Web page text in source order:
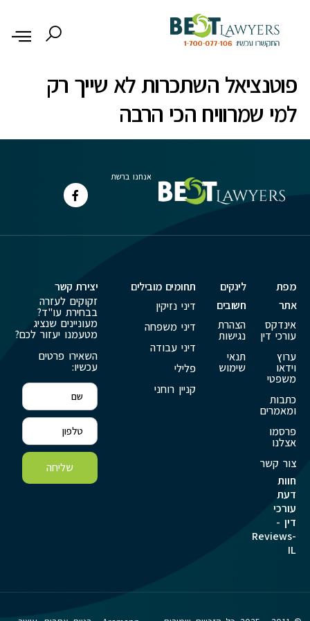
פוטנציאל השתכרות לא שייך רק
למי שמרוויח הכי הרבה
אנחנו ברשת
מפת
אתר
אינדקס
עורכי דין
ערוץ
וידאו
משפטי
כתבות
ומאמרים
פרסמו
אצלנו
צור קשר
חוות
דעת
עורכי
דין -
Reviews-
IL
לינקים
חשובים
הצהרת
נגישות
תנאי
שימוש
תחומים מובילים
דיני נזיקין
דיני משפחה
דיני עבודה
פלילי
קניין רוחני
יצירת קשר
זקוקים לעזרה
בבחירת עו"ד?
מעוניינים שנציג
מטעמנו יעזור לכם?
השאירו פרטים
עכשיו:
שליחה